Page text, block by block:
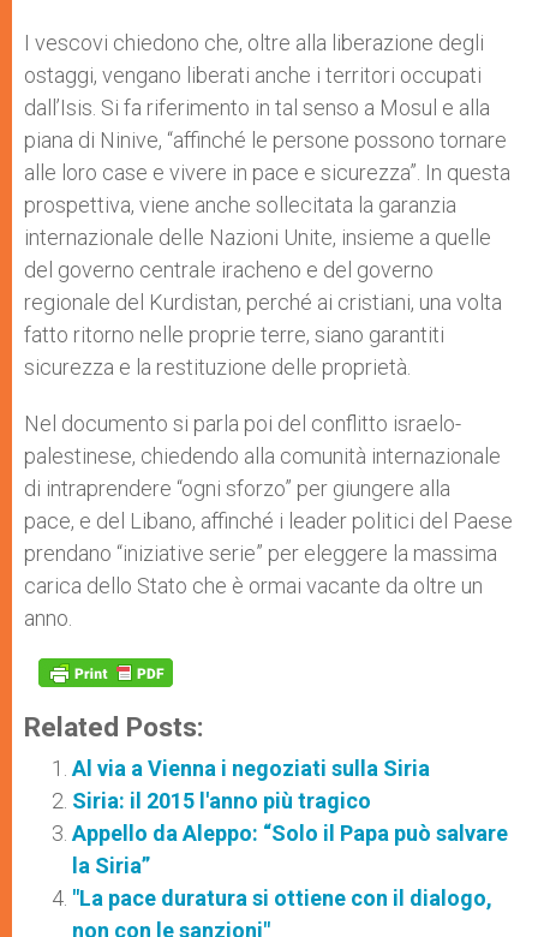
I vescovi chiedono che, oltre alla liberazione degli
ostaggi, vengano liberati anche i territori occupati
dall’Isis. Si fa riferimento in tal senso a Mosul e alla
piana di Ninive, “affinché le persone possono tornare
alle loro case e vivere in pace e sicurezza”. In questa
prospettiva, viene anche sollecitata la garanzia
internazionale delle Nazioni Unite, insieme a quelle
del governo centrale iracheno e del governo
regionale del Kurdistan, perché ai cristiani, una volta
fatto ritorno nelle proprie terre, siano garantiti
sicurezza e la restituzione delle proprietà.
Nel documento si parla poi del conflitto israelo-
palestinese, chiedendo alla comunità internazionale
di intraprendere “ogni sforzo” per giungere alla
pace, e del Libano, affinché i leader politici del Paese
prendano “iniziative serie” per eleggere la massima
carica dello Stato che è ormai vacante da oltre un
anno.
Related Posts:
Al via a Vienna i negoziati sulla Siria
Siria: il 2015 l'anno più tragico
Appello da Aleppo: “Solo il Papa può salvare
la Siria”
"La pace duratura si ottiene con il dialogo,
non con le sanzioni"